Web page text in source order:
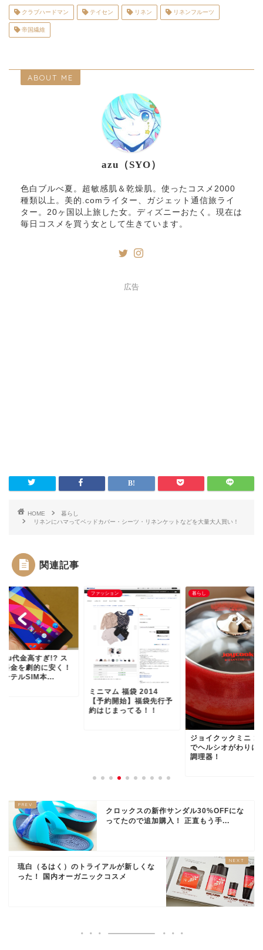
クラブハードマン テイセン リネン リネンフルーツ
帝国繊維
ABOUT ME
azu（SYO）
色白ブルべ夏。超敏感肌＆乾燥肌。使ったコスメ2000
種類以上。美的.comライター、ガジェット通信旅ライ
ター。20ヶ国以上旅した女。ディズニーおたく。現在は
毎日コスメを買う女として生きています。
広告
HOME
暮らし
リネンにハマってベッドカバー・シーツ・リネンケットなどを大量大人買い！
関連記事
au代金高すぎ!? ス
料金を劇的に安く！
ーテルSIM本...
ファッション
ミニマム 福袋 2014
【予約開始】福袋先行予
約はじまってる！！
暮らし
ジョイクックミニ 1
でヘルシオがわりに
調理器！
クロックスの新作サンダル30%OFFにな
ってたので追加購入！ 正直もう手...
琉白（るはく）のトライアルが新しくな
った！ 国内オーガニックコスメ